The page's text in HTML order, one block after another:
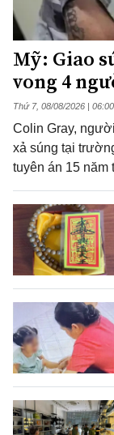
Mỹ: Giao
vong 4
Thứ 7, 08/08/2026 | 06:00
Colin Gray,
xả súng tại
tuyên án 15 năm